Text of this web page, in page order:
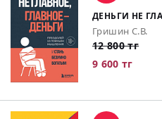
ДЕНЬГИ НЕ
Гришин С.В.
12 800 тг
9 600 тг